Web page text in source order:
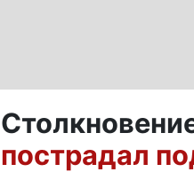
пострадал